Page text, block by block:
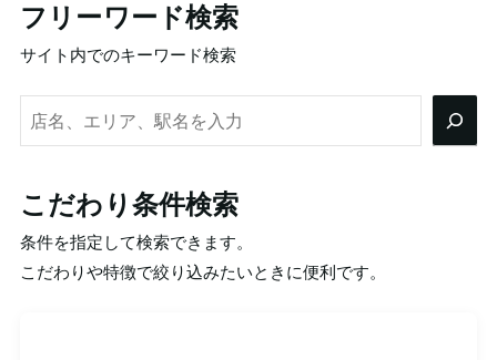
フリーワード検索
サイト内でのキーワード検索
検
索
こだわり条件検索
条件を指定して検索できます。
こだわりや特徴で絞り込みたいときに便利です。